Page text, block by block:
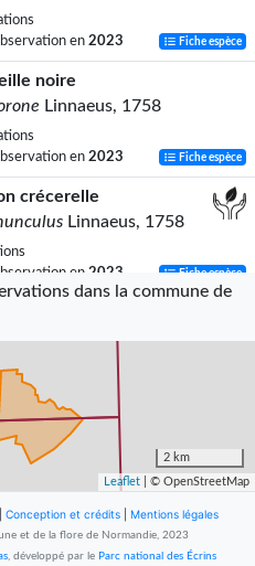
en 2023 Fiche espèce
noire
Linnaeus, 1758
en 2023 Fiche espèce
crécerelle
Linnaeus, 1758
en 2023 Fiche espèce
ramier
Linnaeus, 1758
en
2023
sansonnet
Linnaeus, 1758
dans la commune de
2 km
Leaflet | © OpenStreetMap
Conception et crédits Mentions légales
et de la flore de Normandie, 2023
, développé par le Parc national des Écrins